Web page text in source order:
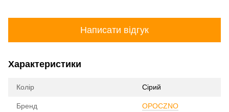
Написати відгук
Характеристики
Колір Сірий
Бренд OPOCZNO